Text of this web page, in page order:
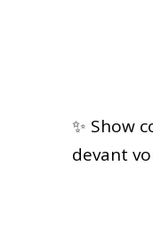
✨ Show
devant